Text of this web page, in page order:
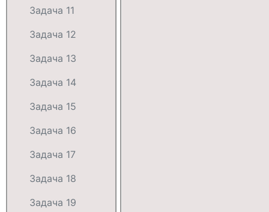
Задача 11
Задача 12
Задача 13
Задача 14
Задача 15
Задача 16
Задача 17
Задача 18
Задача 19